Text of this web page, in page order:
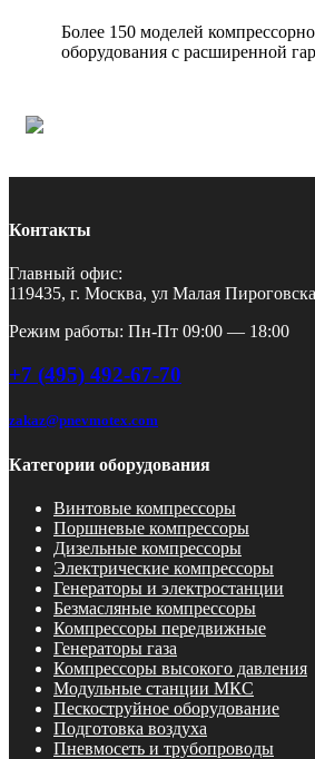
Более 150 моделей
оборудования с расширенной
Контакты
Главный офис:
119435, г. Москва, ул Малая
Режим работы: Пн-Пт 09:00 — 18:00
+7 (495) 492-67-70
zakaz@pnevmotex.com
Категории оборудования
Винтовые компрессоры
Поршневые компрессоры
Дизельные компрессоры
Электрические компрессоры
Генераторы и электростанции
Безмасляные компрессоры
Компрессоры передвижные
Генераторы газа
Компрессоры высокого давления
Модульные станции МКС
Пескоструйное оборудование
Подготовка воздуха
Пневмосеть и трубопроводы